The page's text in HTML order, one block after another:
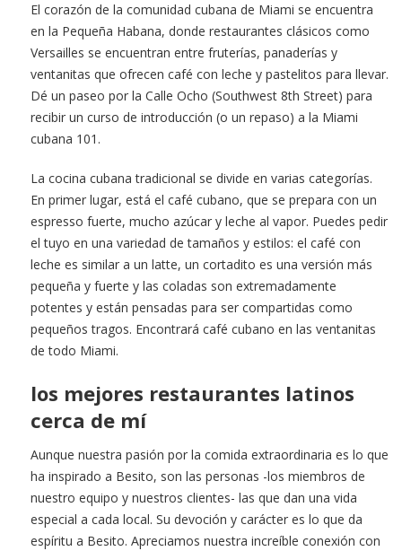
El corazón de la comunidad cubana de Miami se encuentra
en la Pequeña Habana, donde restaurantes clásicos como
Versailles se encuentran entre fruterías, panaderías y
ventanitas que ofrecen café con leche y pastelitos para llevar.
Dé un paseo por la Calle Ocho (Southwest 8th Street) para
recibir un curso de introducción (o un repaso) a la Miami
cubana 101.
La cocina cubana tradicional se divide en varias categorías.
En primer lugar, está el café cubano, que se prepara con un
espresso fuerte, mucho azúcar y leche al vapor. Puedes pedir
el tuyo en una variedad de tamaños y estilos: el café con
leche es similar a un latte, un cortadito es una versión más
pequeña y fuerte y las coladas son extremadamente
potentes y están pensadas para ser compartidas como
pequeños tragos. Encontrará café cubano en las ventanitas
de todo Miami.
los mejores restaurantes latinos
cerca de mí
Aunque nuestra pasión por la comida extraordinaria es lo que
ha inspirado a Besito, son las personas -los miembros de
nuestro equipo y nuestros clientes- las que dan una vida
especial a cada local. Su devoción y carácter es lo que da
espíritu a Besito. Apreciamos nuestra increíble conexión con